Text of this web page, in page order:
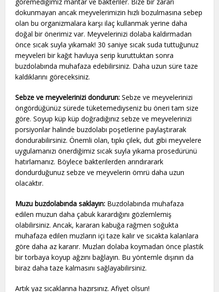
dokunmayan ancak meyvelerimizin hızlı bozulmasına sebep
olan bu organizmalara karşı ilaç kullanmak yerine daha
doğal bir önerimiz var. Meyvelerinizi dolaba kaldırmadan
önce sıcak suyla yıkamak! 30 saniye sıcak suda tuttuğunuz
meyveleri bir kağıt havluya serip kuruttuktan sonra
buzdolabında muhafaza edebilirsiniz. Daha uzun süre taze
kaldıklarını göreceksiniz.
Sebze ve meyvelerinizi dondurun:Sebze ve meyvelerinizi
öngördüğünüz sürede tüketemediyseniz bu öneri tam size
göre. Soyup küp küp doğradığınız sebze ve meyvelerinizi
porsiyonlar halinde buzdolabı poşetlerine paylaştırarak
dondurabilirsiniz. Önemli olan, tıpkı çilek, dut gibi meyvelere
uygulamanızı önerdiğimiz sıcak suyla yıkama prosedürünü
hatırlamanız. Böylece bakterilerden arındırarark
dondurduğunuz sebze ve meyvelerin ömrü daha uzun
olacaktır.
Muzu buzdolabında saklayın: Buzdolabında muhafaza
edilen muzun daha çabuk karardığını gözlemlemiş
olabilirsiniz. Ancak, kararan kabuğa rağmen soğukta
muhafaza edilen muzların içi taze kalır ve sıcakta kalanlara
göre daha az kararır. Muzları dolaba koymadan önce plastik
bir torbaya koyup ağzını bağlayın. Bu yöntemle dışının da
biraz daha taze kalmasını sağlayabilirsiniz.
Artık yaz sıcaklarına hazırsınız. Afiyet olsun!